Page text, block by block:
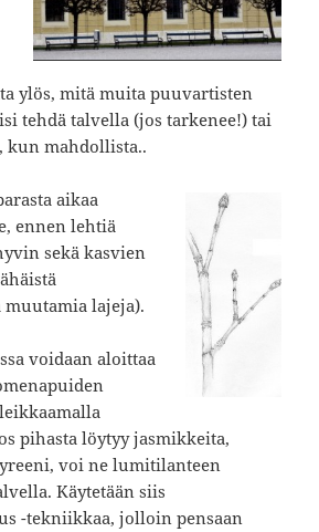
ylös, mitä muita puuvartisten
tehdä talvella (jos tarkenee!) tai
kun mahdollista..
aikaa
ennen lehtiä
sekä kasvien
lajeja).
voidaan aloittaa
pihasta löytyy jasmikkeita,
voi ne lumitilanteen
Käytetään siis
-tekniikkaa, jolloin pensaan